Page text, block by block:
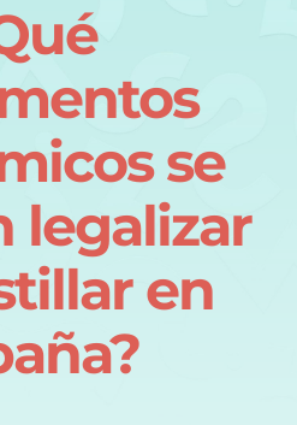
se
legalizar
en